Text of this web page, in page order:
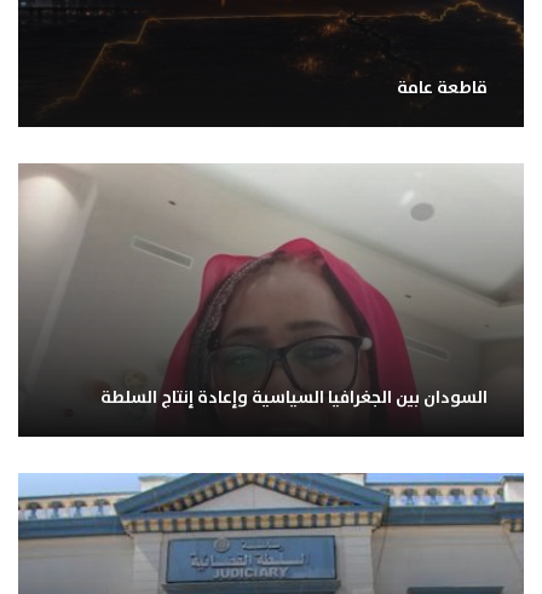
قاطعة عامة
السودان بين الجغرافيا السياسية وإعادة إنتاج السلطة